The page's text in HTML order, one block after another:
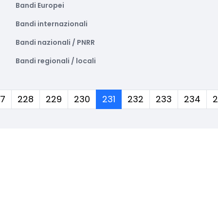
Bandi Europei
Bandi internazionali
Bandi nazionali / PNRR
Bandi regionali / locali
228 229 230 231(corrente)
232 233 234